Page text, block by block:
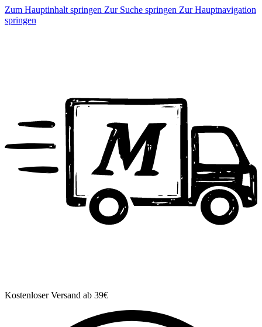
Zum Hauptinhalt springen Zur Suche springen Zur Hauptnavigation
springen
Kostenloser Versand ab 39€